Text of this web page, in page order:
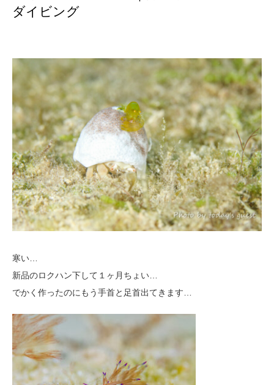
ダイビング
寒い…
新品のロクハン下して１ヶ月ちょい…
でかく作ったのにもう手首と足首出てきます…